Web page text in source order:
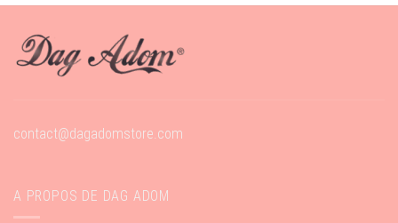
contact@dagadomstore.com
A PROPOS DE DAG ADOM